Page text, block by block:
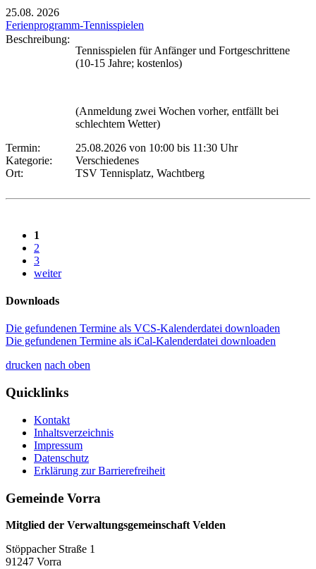
25.08. 2026
Ferienprogramm-Tennisspielen
Beschreibung:
Tennisspielen für Anfänger und Fortgeschrittene
(10-15 Jahre; kostenlos)
(Anmeldung zwei Wochen vorher, entfällt bei
schlechtem Wetter)
Termin:
25.08.2026 von 10:00 bis 11:30 Uhr
Kategorie:
Verschiedenes
Ort:
TSV Tennisplatz, Wachtberg
1
2
3
weiter
Downloads
Die gefundenen Termine als VCS-Kalenderdatei downloaden
Die gefundenen Termine als iCal-Kalenderdatei downloaden
drucken nach oben
Quicklinks
Kontakt
Inhaltsverzeichnis
Impressum
Datenschutz
Erklärung zur Barrierefreiheit
Gemeinde Vorra
Mitglied der Verwaltungsgemeinschaft Velden
Stöppacher Straße 1
91247 Vorra